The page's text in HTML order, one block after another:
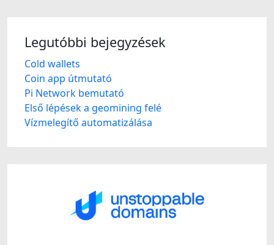
Legutóbbi bejegyzések
Cold wallets
Coin app útmutató
Pi Network bemutató
Első lépések a geomining felé
Vízmelegítő automatizálása